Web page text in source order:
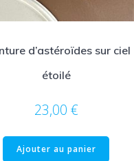
d’astéroïdes sur ciel
étoilé
23,00 €
Ajouter au panier